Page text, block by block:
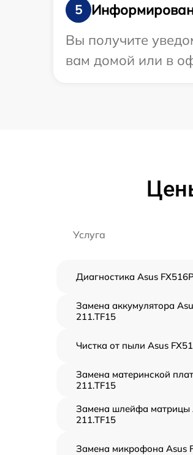
5
Вы получите
вам домой или в
Услуга
Диагностика Asus
Замена аккумулятора
211.TF15
Чистка от пыли Asus
Замена материнской
211.TF15
Замена шлейфа матрицы
211.TF15
Замена микрофона Asus